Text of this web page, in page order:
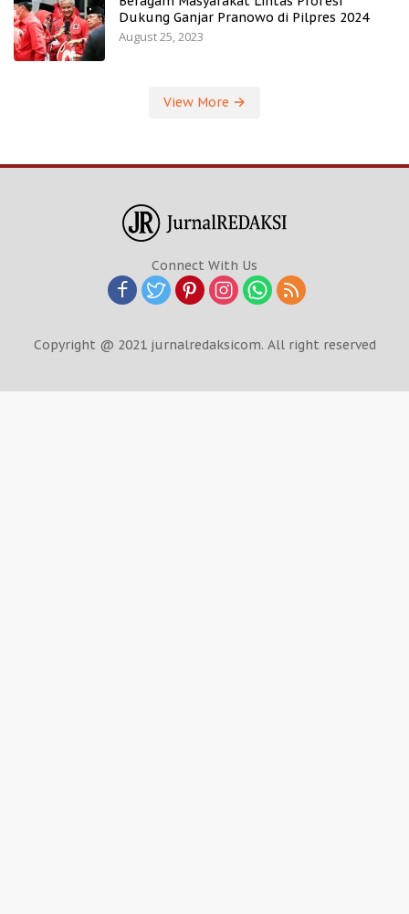
Dukung Ganjar Pranowo di Pilpres 2024
August 25, 2023
View More
Connect With Us
Copyright @ 2021 jurnalredaksicom. All right reserved